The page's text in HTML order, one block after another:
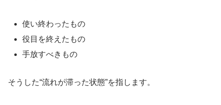
使い終わったもの
役目を終えたもの
手放すべきもの
そうした“流れが滞った状態”を指します。